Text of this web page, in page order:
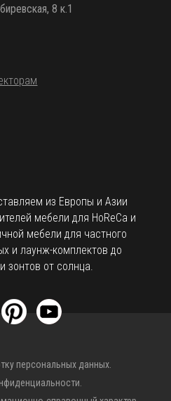
из Европы и Азии
мебели для HoReCa и
мебели для частного
и лаунж-комплектов до
зонтов от солнца.
8 к.1
персональных данных.